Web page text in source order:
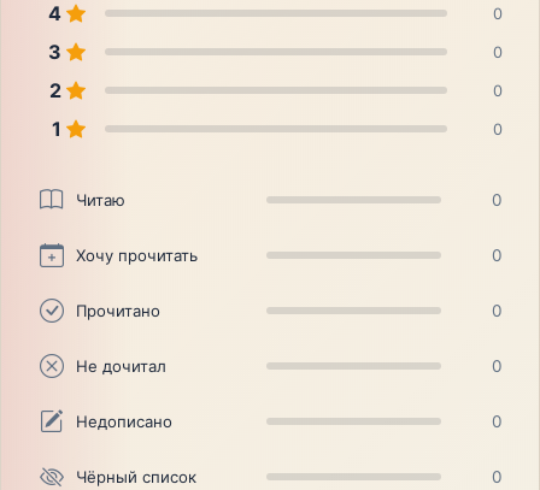
4 0
3 0
2 0
1 0
Читаю 0
Хочу прочитать 0
Прочитано 0
Не дочитал 0
Недописано 0
Чёрный список 0